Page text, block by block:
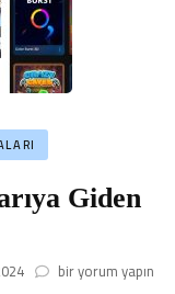
Giden
**Sosyal
bir yorum yapın